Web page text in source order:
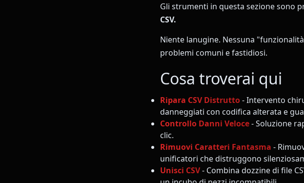
Gli strumenti in questa sezione sono
CSV.
Niente lanugine. Nessuna
problemi comuni e fastidiosi.
Cosa troverai qui
Ripara CSV Distrutto- Intervento
danneggiati con codifica alterata e
Controllo Danni Veloce- Soluzione
clic.
Rimuovi Caratteri Fantasma -
unificatori che distruggono
Unisci CSV- Combina dozzine di file